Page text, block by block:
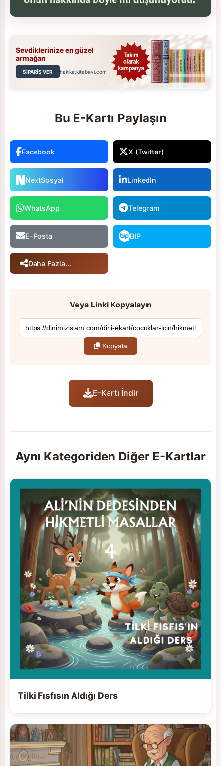
Sevdiklerinize en güzel
armağan
SİPARİŞ VER hakikatkitabevi.com
Bu E-Kartı Paylaşın
Facebook X (Twitter)
NextSosyal LinkedIn
WhatsApp Telegram
E-Posta BIP
Daha Fazla...
Veya Linki Kopyalayın
Kopyala
E-Kartı İndir
Aynı Kategoriden Diğer E-Kartlar
Tilki Fısfısın Aldığı Ders